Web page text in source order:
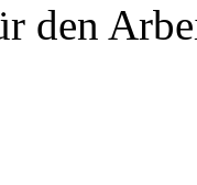
den